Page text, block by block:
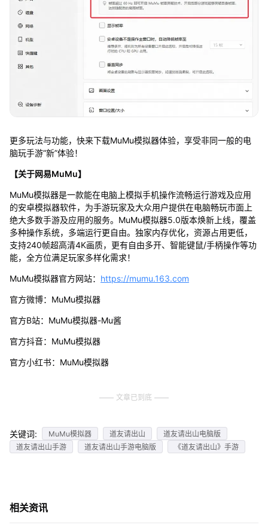
更多玩法与功能，快来下载MuMu模拟器体验，享受非同一般的电
脑玩手游“新”体验！
【关于网易MuMu】
MuMu模拟器是一款能在电脑上模拟手机操作流畅运行游戏及应用
的安卓模拟器软件，为手游玩家及大众用户提供在电脑畅玩市面上
绝大多数手游及应用的服务。MuMu模拟器5.0版本焕新上线，覆盖
多种操作系统，多端运行更自由。独家内存优化，资源占用更低，
支持240帧超高清4K画质，更有自由多开、智能键鼠/手柄操作等功
能，全方位满足玩家多样化需求！
MuMu模拟器官方网站： https://mumu.163.com
官方微博：MuMu模拟器
官方B站：MuMu模拟器-Mu酱
官方抖音：MuMu模拟器
官方小红书：MuMu模拟器
文章已到底
关键词: MuMu模拟器 道友请出山
道友请出山电脑版
道友请出山手游
道友请出山手游电脑版 《道友请出山》手游
相关资讯